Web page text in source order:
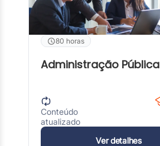
Administração Pública
Conteúdo
atualizado
80 horas
Administração Pública
Conteúdo
atualizado
Ver detalhes